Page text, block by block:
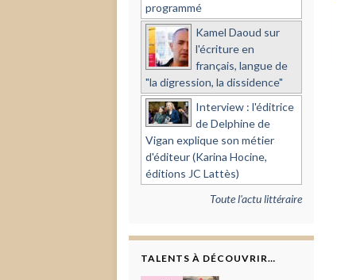
programmé
Kamel Daoud sur
l'écriture en
français, langue de
"la digression, la dissidence"
Interview : l'éditrice
de Delphine de
Vigan explique son métier
d'éditeur (Karina Hocine,
éditions JC Lattès)
Toute l'actu littéraire
TALENTS À DÉCOUVRIR…